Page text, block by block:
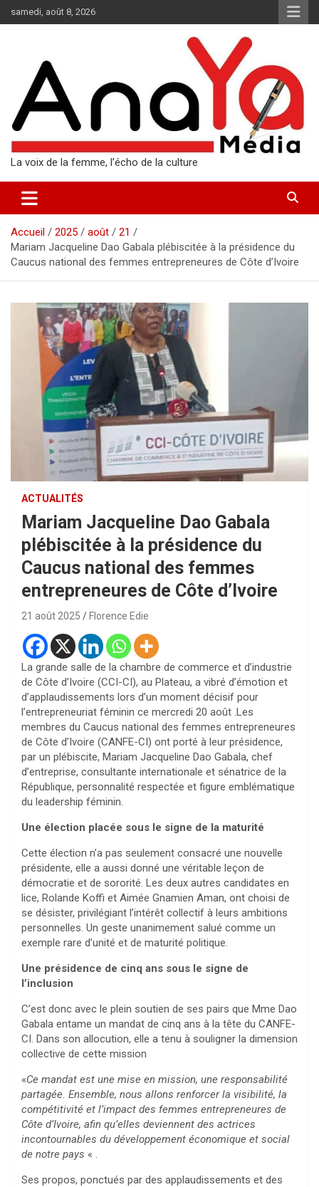
au
samedi, août 8, 2026
La voix de la femme, l’écho de la culture
Accueil 2025 août
21
Mariam Jacqueline Dao Gabala plébiscitée à la présidence du
Caucus national des femmes entrepreneures de Côte d’Ivoire
ACTUALITÉS
Mariam Jacqueline Dao Gabala
plébiscitée à la présidence du
Caucus national des femmes
entrepreneures de Côte d’Ivoire
21 août 2025 Florence Edie
La grande salle de la chambre de commerce et d’industrie
de Côte d’Ivoire (CCI-CI), au Plateau, a vibré d’émotion et
d’applaudissements lors d’un moment décisif pour
l’entrepreneuriat féminin ce mercredi 20 août .Les
membres du Caucus national des femmes entrepreneures
de Côte d’Ivoire (CANFE-CI) ont porté à leur présidence,
par un plébiscite, Mariam Jacqueline Dao Gabala, chef
d’entreprise, consultante internationale et sénatrice de la
République, personnalité respectée et figure emblématique
du leadership féminin.
Une élection placée sous le signe de la maturité
Cette élection n’a pas seulement consacré une nouvelle
présidente, elle a aussi donné une véritable leçon de
démocratie et de sororité. Les deux autres candidates en
lice, Rolande Koffi et Aimée Gnamien Aman, ont choisi de
se désister, privilégiant l’intérêt collectif à leurs ambitions
personnelles. Un geste unanimement salué comme un
exemple rare d’unité et de maturité politique.
Une présidence de cinq ans sous le signe de
l’inclusion
C’est donc avec le plein soutien de ses pairs que Mme Dao
Gabala entame un mandat de cinq ans à la tête du CANFE-
CI. Dans son allocution, elle a tenu à souligner la dimension
collective de cette mission
«Ce mandat est une mise en mission, une responsabilité
partagée. Ensemble, nous allons renforcer la visibilité, la
compétitivité et l’impact des femmes entrepreneures de
Côte d’Ivoire, afin qu’elles deviennent des actrices
incontournables du développement économique et social
de notre pays « .
Ses propos, ponctués par des applaudissements et des